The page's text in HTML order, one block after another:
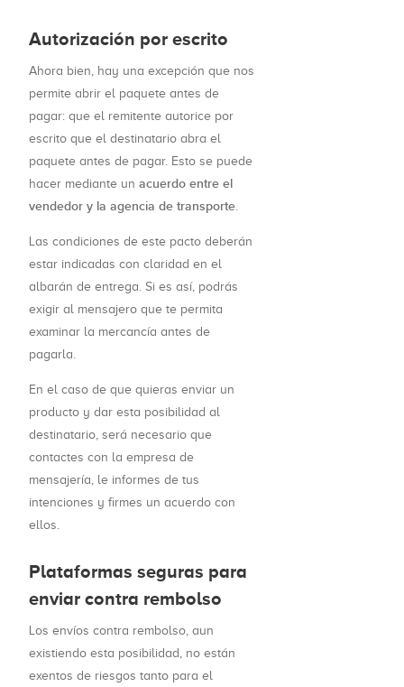
Autorización por escrito
Ahora bien, hay una excepción que nos
permite abrir el paquete antes de
pagar: que el remitente autorice por
escrito que el destinatario abra el
paquete antes de pagar. Esto se puede
hacer mediante un acuerdo entre el
vendedor y la agencia de transporte.
Las condiciones de este pacto deberán
estar indicadas con claridad en el
albarán de entrega. Si es así, podrás
exigir al mensajero que te permita
examinar la mercancía antes de
pagarla.
En el caso de que quieras enviar un
producto y dar esta posibilidad al
destinatario, será necesario que
contactes con la empresa de
mensajería, le informes de tus
intenciones y firmes un acuerdo con
ellos.
Plataformas seguras para
enviar contra rembolso
Los envíos contra rembolso, aun
existiendo esta posibilidad, no están
exentos de riesgos tanto para el